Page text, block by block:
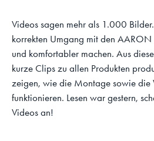
Videos sagen mehr als 1.000
korrekten Umgang mit den AARON
und komfortabler machen. Aus
kurze Clips zu allen Produkten
zeigen, wie die Montage sowie die
funktionieren. Lesen war gestern,
Videos an!